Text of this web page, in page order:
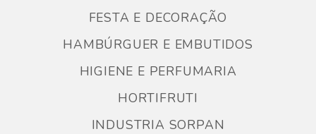
FESTA E DECORAÇÃO
HAMBÚRGUER E EMBUTIDOS
HIGIENE E PERFUMARIA
HORTIFRUTI
INDUSTRIA SORPAN